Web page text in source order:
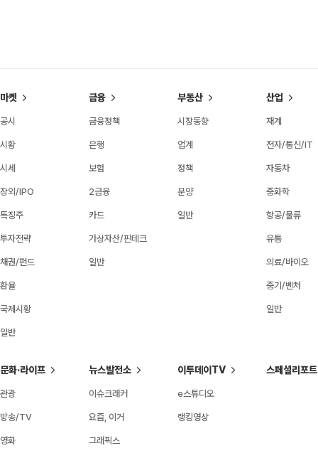
마켓
공시
시황
시세
장외/IPO
특징주
투자전략
채권/펀드
환율
국제시황
일반
금융
금융정책
은행
보험
2금융
카드
가상자산/핀테크
일반
부동산
시장동향
업계
정책
분양
일반
산업
재계
전자/통신/IT
자동차
중화학
항공/물류
유통
의료/바이오
중기/벤처
일반
문화·라이프
관광
방송/TV
영화
뉴스발전소
이슈크래커
요즘, 이거
그래픽스
이투데이TV
e스튜디오
랭킹영상
스페셜리포트